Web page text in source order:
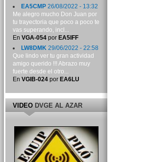
EA5CMP26/08/2022 - 13:32
Me alegro mucho Don Juan por
tu trayectoria que poco a poco te
vas superando, incl...
En VGA-054por EA5IFF
LW8DMK29/06/2022 - 22:58
Que lindo ver tu gran actividad
amigo querido !!! Abrazo muy
fuerte desde el otro...
En VGIB-024por EA6LU
VIDEODVGE AL AZAR